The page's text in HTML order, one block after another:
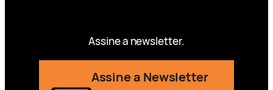
Assine a newsletter.
Assine a Newsletter